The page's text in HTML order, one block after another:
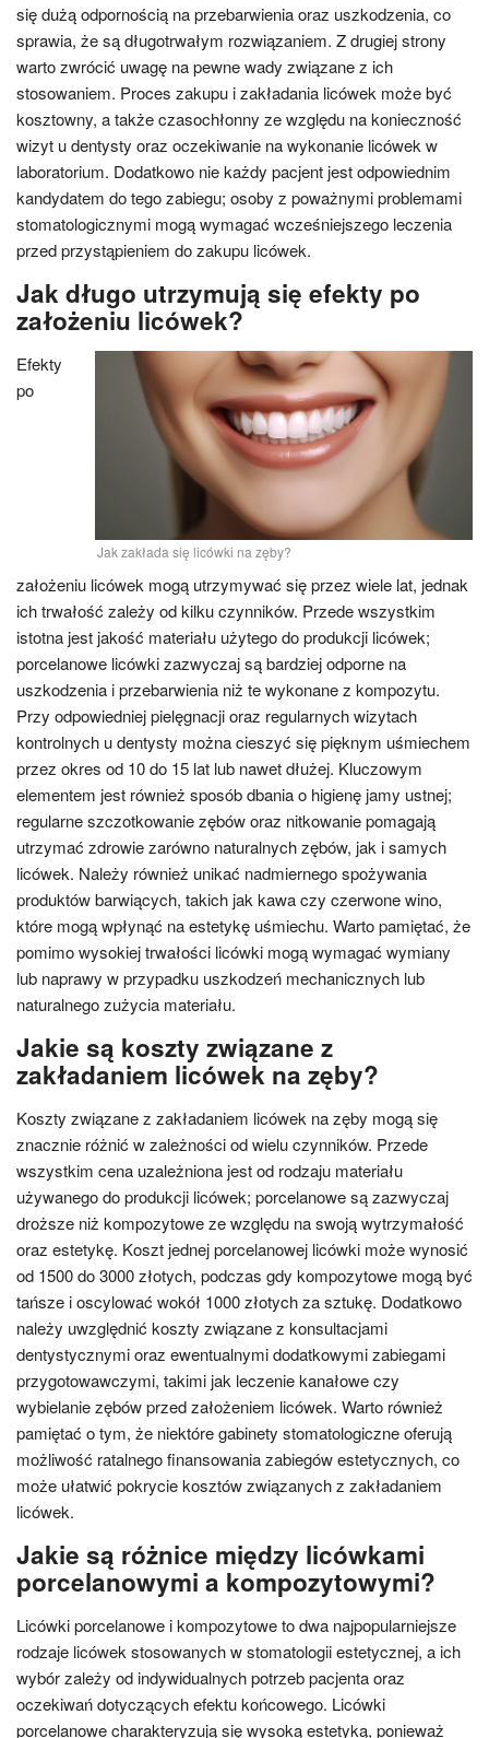
się dużą odpornością na przebarwienia oraz uszkodzenia, co
sprawia, że są długotrwałym rozwiązaniem. Z drugiej strony
warto zwrócić uwagę na pewne wady związane z ich
stosowaniem. Proces zakupu i zakładania licówek może być
kosztowny, a także czasochłonny ze względu na konieczność
wizyt u dentysty oraz oczekiwanie na wykonanie licówek w
laboratorium. Dodatkowo nie każdy pacjent jest odpowiednim
kandydatem do tego zabiegu; osoby z poważnymi problemami
stomatologicznymi mogą wymagać wcześniejszego leczenia
przed przystąpieniem do zakupu licówek.
Jak długo utrzymują się efekty po
założeniu licówek?
Jak zakłada się licówki na zęby?
Efekty
po
założeniu licówek mogą utrzymywać się przez wiele lat, jednak
ich trwałość zależy od kilku czynników. Przede wszystkim
istotna jest jakość materiału użytego do produkcji licówek;
porcelanowe licówki zazwyczaj są bardziej odporne na
uszkodzenia i przebarwienia niż te wykonane z kompozytu.
Przy odpowiedniej pielęgnacji oraz regularnych wizytach
kontrolnych u dentysty można cieszyć się pięknym uśmiechem
przez okres od 10 do 15 lat lub nawet dłużej. Kluczowym
elementem jest również sposób dbania o higienę jamy ustnej;
regularne szczotkowanie zębów oraz nitkowanie pomagają
utrzymać zdrowie zarówno naturalnych zębów, jak i samych
licówek. Należy również unikać nadmiernego spożywania
produktów barwiących, takich jak kawa czy czerwone wino,
które mogą wpłynąć na estetykę uśmiechu. Warto pamiętać, że
pomimo wysokiej trwałości licówki mogą wymagać wymiany
lub naprawy w przypadku uszkodzeń mechanicznych lub
naturalnego zużycia materiału.
Jakie są koszty związane z
zakładaniem licówek na zęby?
Koszty związane z zakładaniem licówek na zęby mogą się
znacznie różnić w zależności od wielu czynników. Przede
wszystkim cena uzależniona jest od rodzaju materiału
używanego do produkcji licówek; porcelanowe są zazwyczaj
droższe niż kompozytowe ze względu na swoją wytrzymałość
oraz estetykę. Koszt jednej porcelanowej licówki może wynosić
od 1500 do 3000 złotych, podczas gdy kompozytowe mogą być
tańsze i oscylować wokół 1000 złotych za sztukę. Dodatkowo
należy uwzględnić koszty związane z konsultacjami
dentystycznymi oraz ewentualnymi dodatkowymi zabiegami
przygotowawczymi, takimi jak leczenie kanałowe czy
wybielanie zębów przed założeniem licówek. Warto również
pamiętać o tym, że niektóre gabinety stomatologiczne oferują
możliwość ratalnego finansowania zabiegów estetycznych, co
może ułatwić pokrycie kosztów związanych z zakładaniem
licówek.
Jakie są różnice między licówkami
porcelanowymi a kompozytowymi?
Licówki porcelanowe i kompozytowe to dwa najpopularniejsze
rodzaje licówek stosowanych w stomatologii estetycznej, a ich
wybór zależy od indywidualnych potrzeb pacjenta oraz
oczekiwań dotyczących efektu końcowego. Licówki
porcelanowe charakteryzują się wysoką estetyką, ponieważ